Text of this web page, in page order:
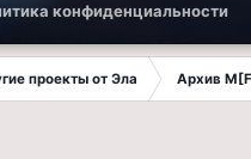
конфиденциальности
проекты от Эла Архив